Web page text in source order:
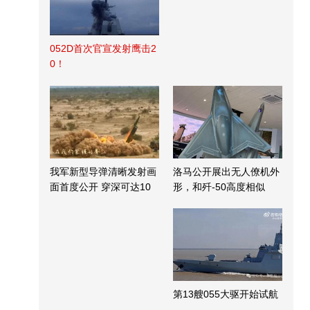
052D首次官宣发射鹰击2
0！
我军新型导弹清晰发射画
面首度公开 穿深可达10
洛马公开展出无人僚机外
形，和歼-50高度相似
第13艘055大驱开始试航